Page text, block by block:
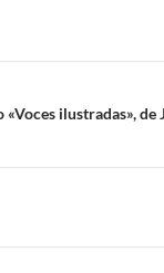
ilustradas»,